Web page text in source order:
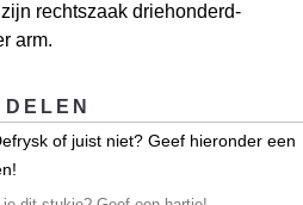
rechtszaak driehonderd-
arm.
of juist niet? Geef hieronder een